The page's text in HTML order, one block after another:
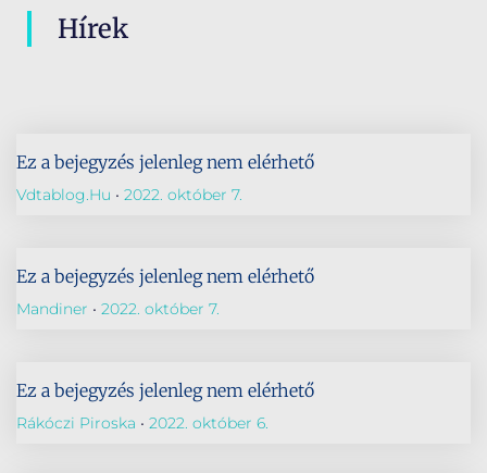
Hírek
Ez a bejegyzés jelenleg nem elérhető
Vdtablog.hu 2022. október 7.
Ez a bejegyzés jelenleg nem elérhető
Mandiner 2022. október 7.
Ez a bejegyzés jelenleg nem elérhető
Rákóczi Piroska 2022. október 6.